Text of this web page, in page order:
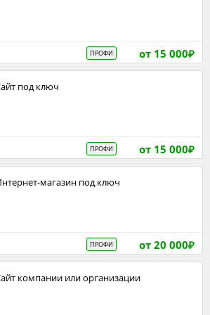
от 15 000₽
ПРОФИ
Сайт под ключ
от 15 000₽
ПРОФИ
Интернет-магазин под ключ
от 20 000₽
ПРОФИ
Сайт компании или организации